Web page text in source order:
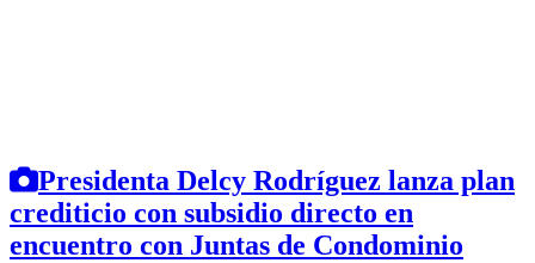
Presidenta Delcy Rodríguez lanza plan
crediticio con subsidio directo en
encuentro con Juntas de Condominio